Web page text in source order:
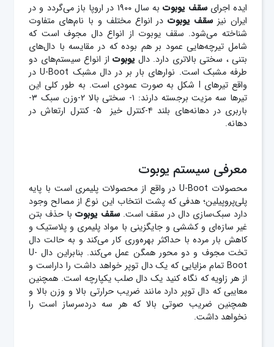
ایده اجرای سقف یوبوت
به سال ۱۹۰۰ در اروپا باز می‌گردد و در
ایران نیز سقف یوبوتدر انواع مختلف و با نام‌های متفاوت
شناخته می‌شود. سقف یوبوت از انواع دال مجوف است که
شامل تیرچه‌هایی عمود بر هم بوده که در مقایسه با دال‌های
بتنی ، سختی بالاتری دارد. دال یوبوتاز انواع سیستم‌های دو
طرفه مشبک است. نوارهای بار بر در دال مشبک U-Boot در
واقع تیرهای I شکل به صورت عمودی است. به طور کلی این
تیرها سه مزیت برجسته دارند: ۱- سختی بالا ۲-وزن سبک ۳-
باربری در دهانه‌های بلند ۴-کنترل خیز ۵- کنترل ارتعاش در
دهانه.
معرفی سیستم یوبوت
محصولات U-Boot در واقع از محصولات پلیمری است با پایه
پلی‌پروپیلین؛ هدفی که پشت انتخاب این نوع از مصالح وجود
دارد سبک‌سازی دال در سقف است.سقف یوبوتبا حذف بتن
غیر سازه‌ای و کششی و جایگزینی با مواد پلیمری و پلاستیک و
کاهش بار مرده با حداکثر بهره‌وری کار می‌کند و به حالت دال
تخت مجوف و دو محور همگن عمل می‌کند. بنابراین دال U-
Boot تمام مزایایی که یک دال توپر خواهد داشت را داراست و
از هر زاویه که نگاه کنید یک دال صلب یکپارچه است. همچنین
معایبی که دال توپر دارد مانند ضریب حرارتی بالا و وزن بالا و
همچنین ضریب صوتی بالا که هر سه دردسرساز است را
نخواهد داشت.